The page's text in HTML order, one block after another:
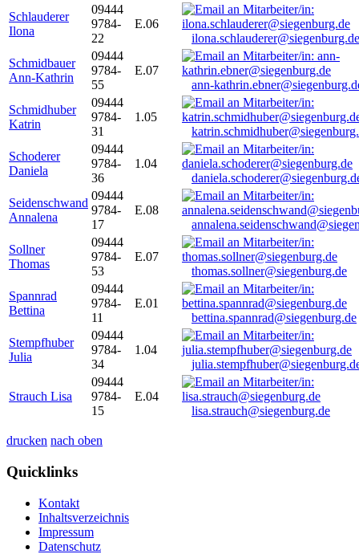
Schlauderer
Ilona
09444
9784-
22
E.06
ilona.schlauderer@siegenburg.de
Schmidbauer
Ann-Kathrin
09444
9784-
55
E.07
ann-
Schmidhuber
Katrin
09444
9784-
31
1.05
Schoderer
Daniela
09444
9784-
36
1.04
Seidenschwand
Annalena
09444
9784-
17
E.08
Sollner
Thomas
09444
9784-
53
E.07
thomas.sollner@siegenburg.de
Spannrad
Bettina
09444
9784-
11
E.01
bettina.spannrad@siegenburg.de
Stempfhuber
Julia
09444
9784-
34
1.04
Strauch Lisa
09444
9784-
15
E.04
lisa.strauch@siegenburg.de
drucken nach oben
Quicklinks
Kontakt
Inhaltsverzeichnis
Impressum
Datenschutz